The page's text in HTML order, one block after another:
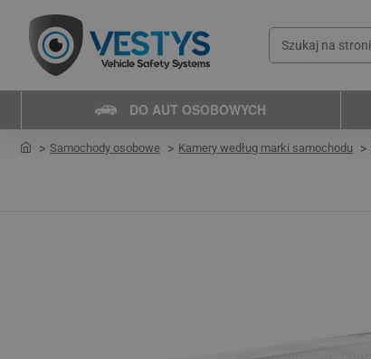
Szukaj
stronie...
DO AUT OSOBOWYCH
homeSamochody osobowe Kamery według marki samochodu